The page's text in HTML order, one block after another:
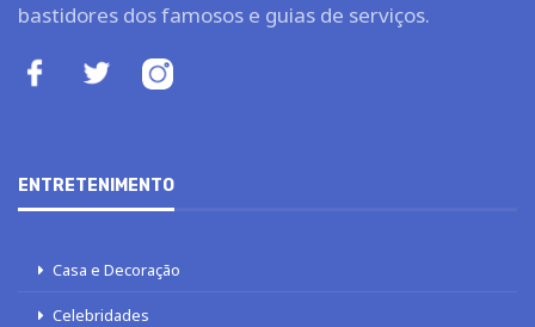
bastidores dos famosos e guias de serviços.
ENTRETENIMENTO
Casa e Decoração
Celebridades